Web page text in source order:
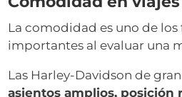
La comodidad es uno de los
importantes al evaluar una
Las Harley-Davidson de
asientos amplios, posición